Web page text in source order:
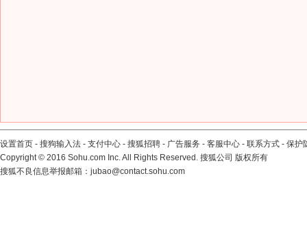
设置首页 - 搜狗输入法 - 支付中心 - 搜狐招聘 - 广告服务 - 客服中心 - 联系方式 - 保护
Copyright© 2016 Sohu.com Inc. All Rights Reserved. 搜狐公司 版权所有
搜狐不良信息举报邮箱： jubao@contact.sohu.com